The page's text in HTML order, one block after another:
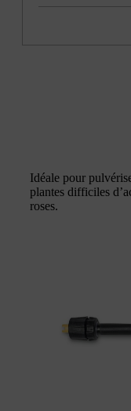
Idéale pour
plantes difficiles
roses.